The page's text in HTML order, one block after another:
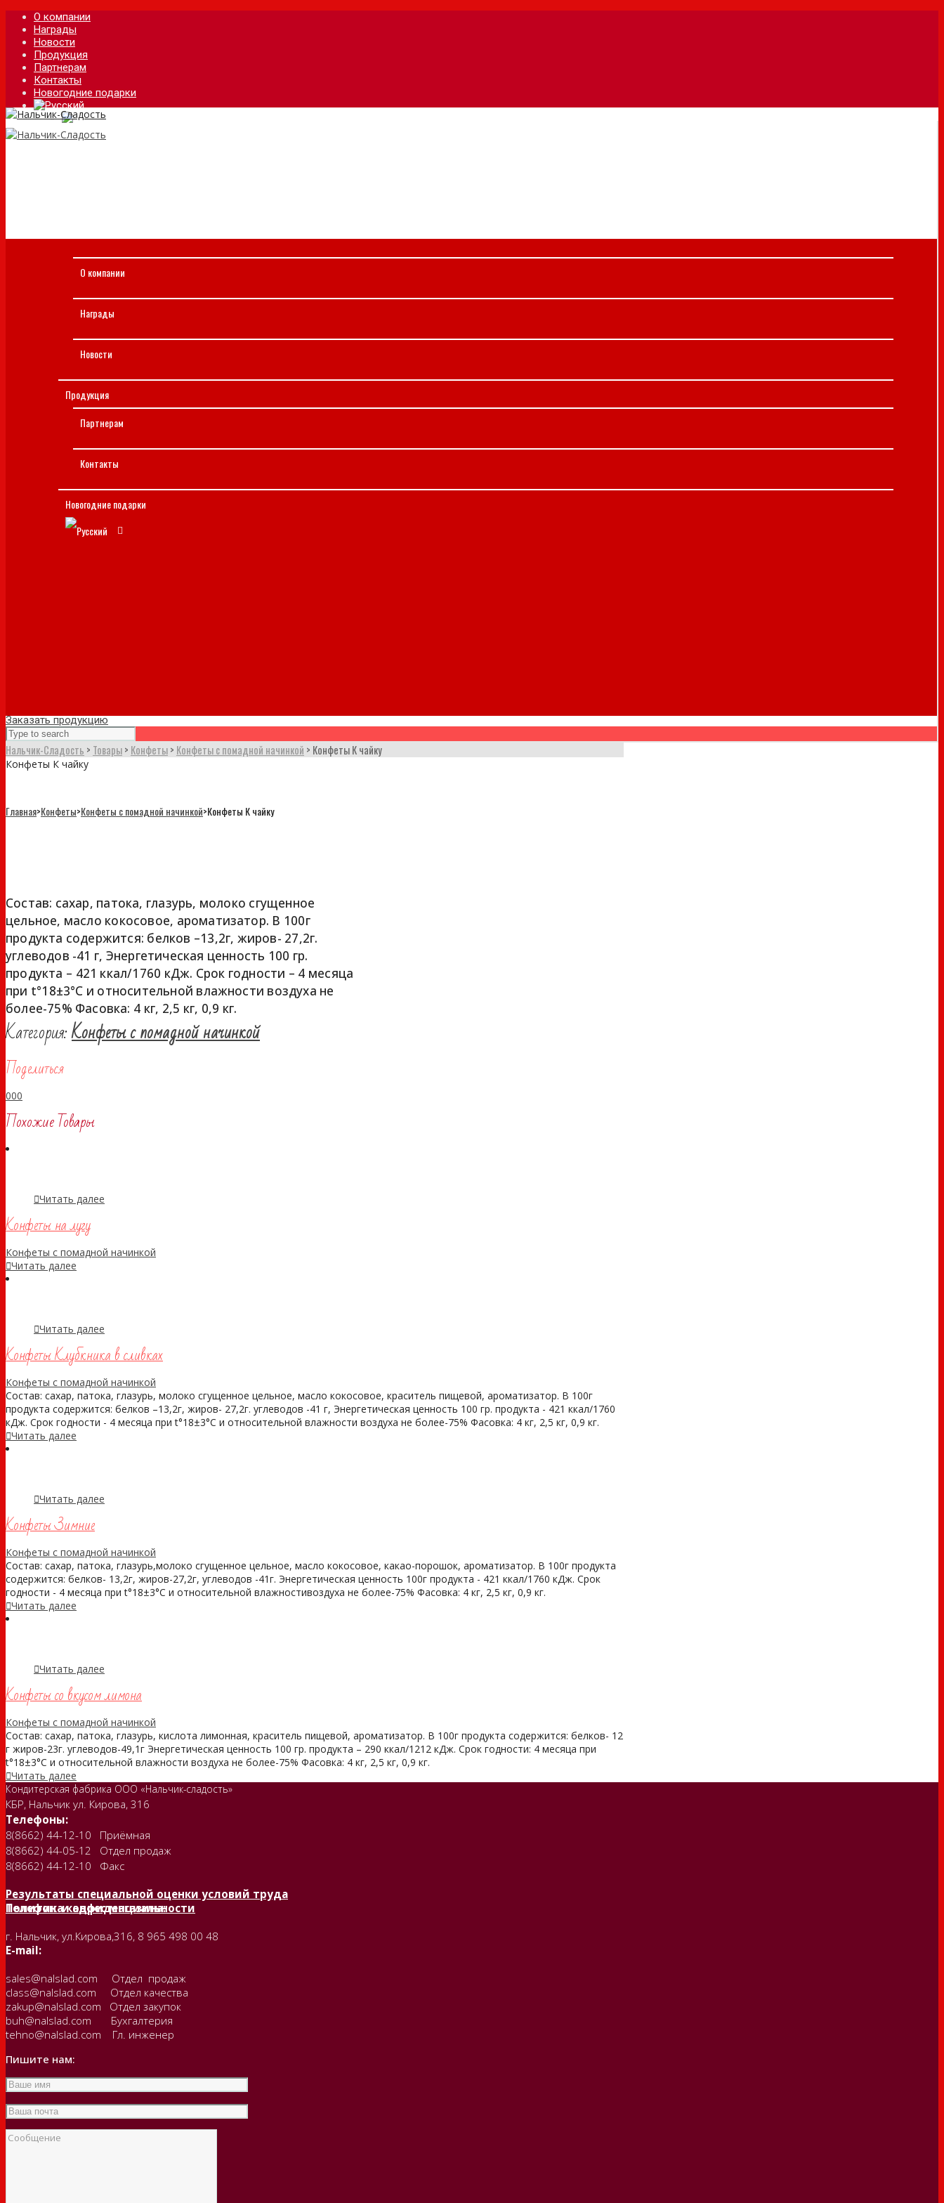
О компании
Награды
Новости
Продукция
Партнерам
Контакты
Новогодние подарки
О компании
Награды
Новости
Продукция
Партнерам
Контакты
Новогодние подарки
Заказать продукцию
Нальчик-Сладость > Товары> Конфеты> Конфеты с помадной начинкой > Конфеты К чайку
Конфеты К чайку
Главная>Конфеты>Конфеты с помадной начинкой>Конфеты К чайку
Конфеты К чайку
Состав: сахар, патока, глазурь, молоко сгущенное
цельное, масло кокосовое, ароматизатор. В 100г
продукта содержится: белков –13,2г, жиров- 27,2г.
углеводов -41 г, Энергетическая ценность 100 гр.
продукта – 421 ккал/1760 кДж. Срок годности – 4 месяца
при t°18±3°С и относительной влажности воздуха не
более-75% Фасовка: 4 кг, 2,5 кг, 0,9 кг.
Категория:Конфеты с помадной начинкой
Поделиться
000
Похожие Товары
Читать далее
Конфеты на лугу
Конфеты с помадной начинкой
Читать далее
Читать далее
Конфеты Клубкника в сливках
Конфеты с помадной начинкой
Состав: сахар, патока, глазурь, молоко сгущенное цельное, масло кокосовое, краситель пищевой, ароматизатор. В 100г
продукта содержится: белков –13,2г, жиров- 27,2г. углеводов -41 г, Энергетическая ценность 100 гр. продукта - 421 ккал/1760
кДж. Срок годности - 4 месяца при t°18±3°С и относительной влажности воздуха не более-75% Фасовка: 4 кг, 2,5 кг, 0,9 кг.
Читать далее
Читать далее
Конфеты Зимние
Конфеты с помадной начинкой
Состав: сахар, патока, глазурь,молоко сгущенное цельное, масло кокосовое, какао-порошок, ароматизатор. В 100г продукта
содержится: белков- 13,2г, жиров-27,2г, углеводов -41г. Энергетическая ценность 100г продукта - 421 ккал/1760 кДж. Срок
годности - 4 месяца при t°18±3°С и относительной влажностивоздуха не более-75% Фасовка: 4 кг, 2,5 кг, 0,9 кг.
Читать далее
Читать далее
Конфеты со вкусом лимона
Конфеты с помадной начинкой
Состав: сахар, патока, глазурь, кислота лимонная, краситель пищевой, ароматизатор. В 100г продукта содержится: белков- 12
г жиров-23г. углеводов-49,1г Энергетическая ценность 100 гр. продукта – 290 ккал/1212 кДж. Срок годности: 4 месяца при
t°18±3°С и относительной влажности воздуха не более-75% Фасовка: 4 кг, 2,5 кг, 0,9 кг.
Читать далее
Кондитерская фабрика ООО «Нальчик-сладость»
КБР, Нальчик ул. Кирова, 316
Телефоны:
8(8662) 44-12-10 Приёмная
8(8662) 44-05-12 Отдел продаж
8(8662) 44-12-10 Факс
Результаты специальной оценки условий труда
Политика конфиденциальности
Телефон и адрес магазина:
г. Нальчик, ул.Кирова,316, 8 965 498 00 48
E-mail:
sales@nalslad.com Отдел продаж
class@nalslad.com Отдел качества
zakup@nalslad.com Отдел закупок
buh@nalslad.com Бухгалтерия
tehno@nalslad.com Гл. инженер
Пишите нам: